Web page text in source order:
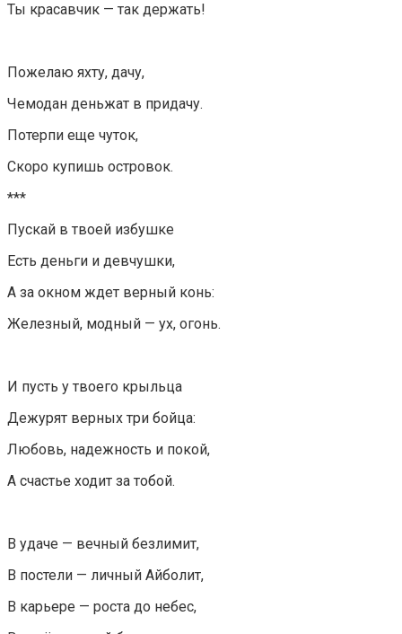
Ты красавчик — так держать!
Пожелаю яхту, дачу,
Чемодан деньжат в придачу.
Потерпи еще чуток,
Скоро купишь островок.
***
Пускай в твоей избушке
Есть деньги и девчушки,
А за окном ждет верный конь:
Железный, модный — ух, огонь.
И пусть у твоего крыльца
Дежурят верных три бойца:
Любовь, надежность и покой,
А счастье ходит за тобой.
В удаче — вечный безлимит,
В постели — личный Айболит,
В карьере — роста до небес,